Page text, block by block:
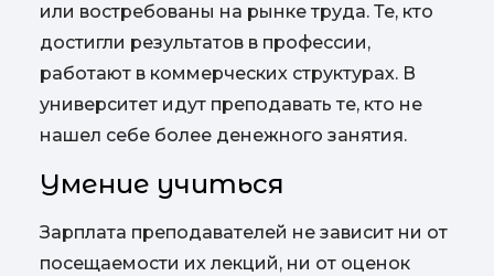
или востребованы на рынке труда. Те, кто
достигли результатов в профессии,
работают в коммерческих структурах. В
университет идут преподавать те, кто не
нашел себе более денежного занятия.
Умение учиться
Зарплата преподавателей не зависит ни от
посещаемости их лекций, ни от оценок